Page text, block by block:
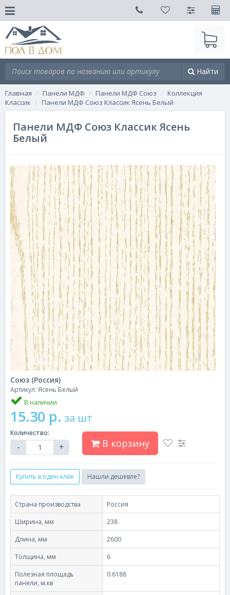
Найти
Главная Панели МДФ Панели МДФ Союз
Коллекция
Классик
Панели МДФ Союз Классик Ясень Белый
Панели МДФ Союз Классик Ясень
Белый
Союз (Россия)
Артикул: Ясень Белый
В наличии
15.30 р. за шт
Количество:
- + В корзину
Купить в один клик Нашли дешевле?
Страна производства
Россия
Ширина, мм
238
Длина, мм
2600
Толщина, мм
6
Полезная площадь
панели, м.кв
0.6188